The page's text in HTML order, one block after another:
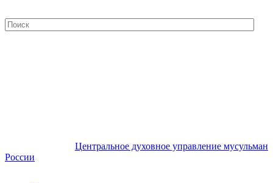
Центральное духовное управление мусульман
России